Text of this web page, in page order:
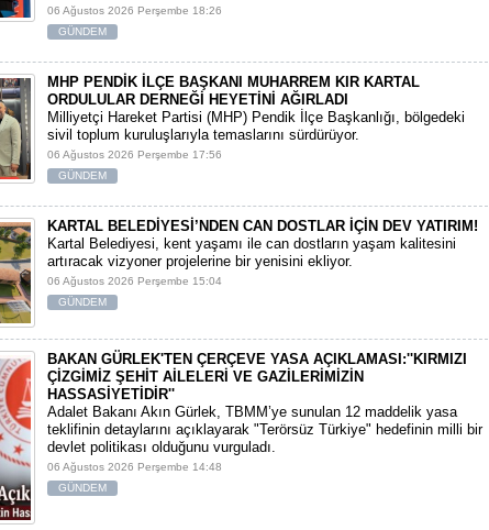
06 Ağustos 2026 Perşembe 18:26
GÜNDEM
MHP PENDİK İLÇE BAŞKANI MUHARREM KIR KARTAL
ORDULULAR DERNEĞİ HEYETİNİ AĞIRLADI
​Milliyetçi Hareket Partisi (MHP) Pendik İlçe Başkanlığı, bölgedeki
sivil toplum kuruluşlarıyla temaslarını sürdürüyor.
06 Ağustos 2026 Perşembe 17:56
GÜNDEM
KARTAL BELEDİYESİ’NDEN CAN DOSTLAR İÇİN DEV YATIRIM!
Kartal Belediyesi, kent yaşamı ile can dostların yaşam kalitesini
artıracak vizyoner projelerine bir yenisini ekliyor.
06 Ağustos 2026 Perşembe 15:04
GÜNDEM
BAKAN GÜRLEK'TEN ÇERÇEVE YASA AÇIKLAMASI:''KIRMIZI
ÇİZGİMİZ ŞEHİT AİLELERİ VE GAZİLERİMİZİN
HASSASİYETİDİR''
Adalet Bakanı Akın Gürlek, TBMM’ye sunulan 12 maddelik yasa
teklifinin detaylarını açıklayarak "Terörsüz Türkiye" hedefinin milli bir
devlet politikası olduğunu vurguladı.
06 Ağustos 2026 Perşembe 14:48
GÜNDEM